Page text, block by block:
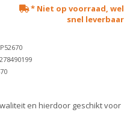
* Niet op voorraad, wel
snel leverbaar
en hierdoor geschikt voor